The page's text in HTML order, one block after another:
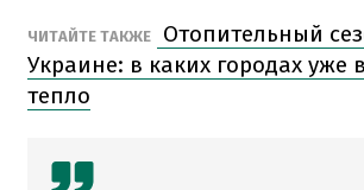
ЧИТАЙТЕ ТАКЖЕ
Отопительный
Украине: в каких городах уже
тепло